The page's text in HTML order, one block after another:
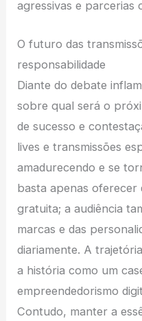
agressivas e parcerias
O futuro das
responsabilidade
Diante do debate
sobre qual será o
de sucesso e
lives e transmissões
amadurecendo e se
basta apenas oferecer
gratuita; a audiência
marcas e das
diariamente. A
a história como um
empreendedorismo
Contudo, manter a